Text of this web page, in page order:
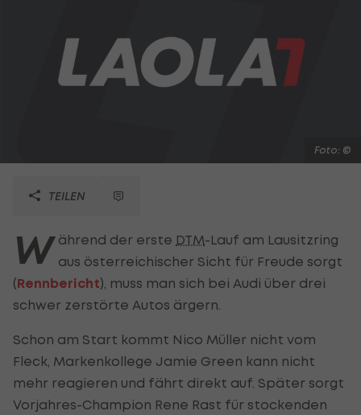
Foto: ©
TEILEN
W ährend der erste DTM-Lauf am Lausitzring
aus österreichischer Sicht für Freude sorgt
(Rennbericht), muss man sich bei Audi über drei
schwer zerstörte Autos ärgern.
Schon am Start kommt Nico Müller nicht vom
Fleck, Markenkollege Jamie Green kann nicht
mehr reagieren und fährt direkt auf. Später sorgt
Vorjahres-Champion Rene Rast für stockenden